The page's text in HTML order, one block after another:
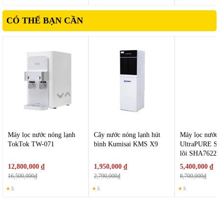
CÓ THỂ BẠN CẦN
Máy lọc nước nóng lạnh
TokTok TW-071
12,800,000 ₫
16,500,000₫
★ 5
Cây nước nóng lạnh hút
bình Kumisai KMS X9
1,950,000 ₫
2,790,000₫
★ 5
Máy lọc
UltraPURE
lõi
5,400,000 ₫
8,700,000₫
★ 5